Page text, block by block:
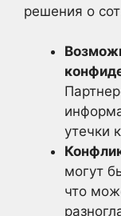
решения о
утечки
могут
что